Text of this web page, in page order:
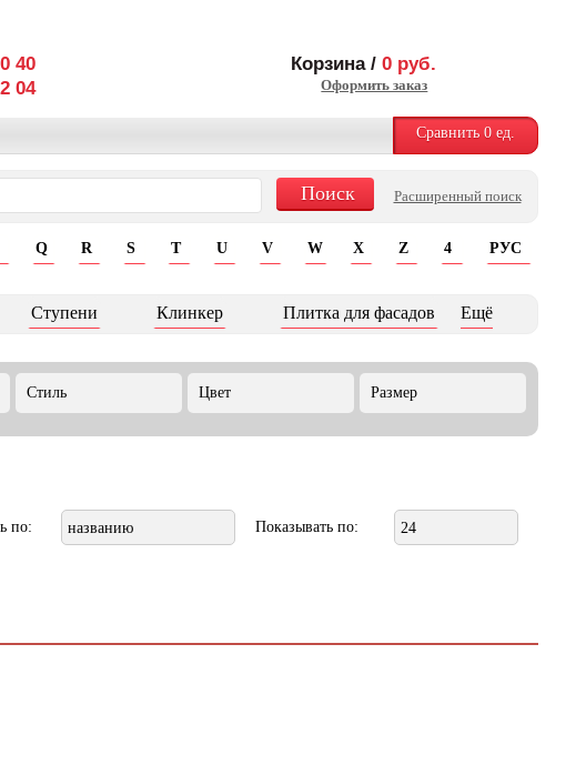
40
04
Корзина /0 руб.
Оформить заказ
Сравнить 0ед.
Расширенный поиск
Q R S T U V W X Z 4 РУС
Ступени Клинкер Плитка для фасадов Ещё
Стиль Цвет Размер
Показывать по: 24
по: названию